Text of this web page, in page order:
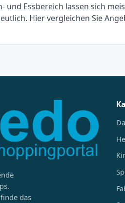
und Essbereich lassen sich
Hier vergleichen Sie
das